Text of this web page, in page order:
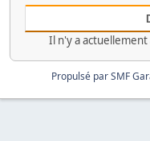
Il n'y a
Propulsé par SMF